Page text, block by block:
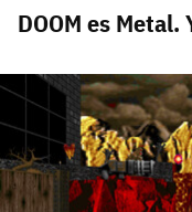
DOOM es Metal.